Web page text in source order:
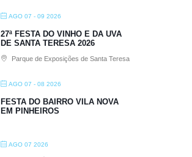
AGO 07 - 09 2026
27ª FESTA DO VINHO E DA UVA
DE SANTA TERESA 2026
Parque de Exposições de Santa Teresa
AGO 07 - 08 2026
FESTA DO BAIRRO VILA NOVA
EM PINHEIROS
AGO 07 2026